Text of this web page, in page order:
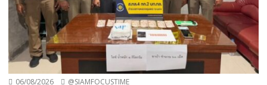
06/08/2026 @SIAMFOCUSTIME